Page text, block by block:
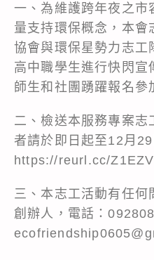
一、為維護跨年夜之市
量支持環保概念，本會
協會與環保星勢力志工
高中職學生進行快閃宣
師生和社團踴躍報名參
二、檢送本服務專案志
者請於即日起至12月
https://reurl.cc/
三、本志工活動有任何
創辦人，電話：